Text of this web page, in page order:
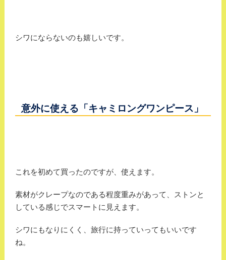
シワにならないのも嬉しいです。
意外に使える「キャミロングワンピース」
これを初めて買ったのですが、使えます。
素材がクレープなのである程度重みがあって、ストンと
している感じでスマートに見えます。
シワにもなりにくく、旅行に持っていってもいいです
ね。